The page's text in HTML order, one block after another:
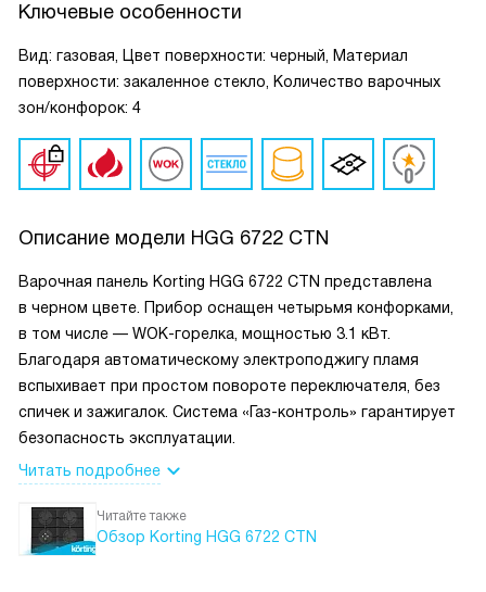
Ключевые особенности
Вид: газовая, Цвет поверхности: черный, Материал
поверхности: закаленное стекло, Количество варочных
зон/конфорок: 4
Описание модели HGG 6722 CTN
Варочная панель Korting HGG 6722 CTN представлена
в черном цвете. Прибор оснащен четырьмя конфорками,
в том числе — WOK-горелка, мощностью 3.1 кВт.
Благодаря автоматическому электроподжигу пламя
вспыхивает при простом повороте переключателя, без
спичек и зажигалок. Система «Газ-контроль» гарантирует
безопасность эксплуатации.
Читать подробнее
Читайте также
Обзор Korting HGG 6722 CTN